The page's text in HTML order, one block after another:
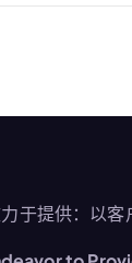
于提供：以客